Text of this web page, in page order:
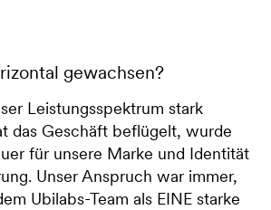
gewachsen?
Leistungsspektrum stark
das Geschäft beflügelt, wurde
für unsere Marke und Identität
Unser Anspruch war immer,
Ubilabs-Team als EINE starke